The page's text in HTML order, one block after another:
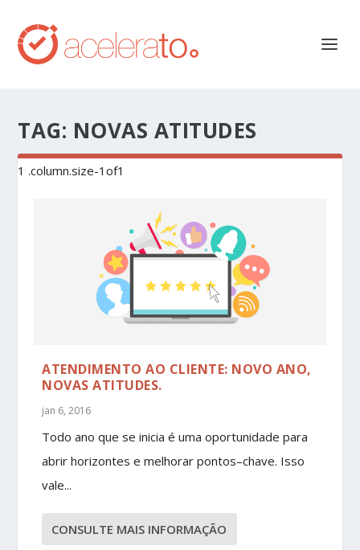
TAG: NOVAS ATITUDES
ATENDIMENTO AO CLIENTE: NOVO ANO,
NOVAS ATITUDES.
jan 6, 2016
Todo ano que se inicia é uma oportunidade para
abrir horizontes e melhorar pontos–chave. Isso
vale...
CONSULTE MAIS INFORMAÇÃO